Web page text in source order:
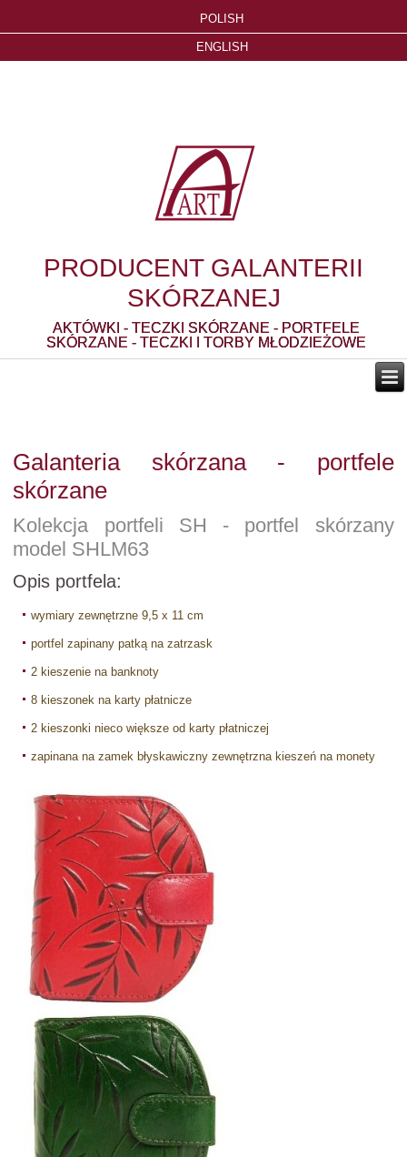
POLISH
ENGLISH
PRODUCENT GALANTERII
SKÓRZANEJ
AKTÓWKI - TECZKI SKÓRZANE - PORTFELE
SKÓRZANE - TECZKI I TORBY MŁODZIEŻOWE
Galanteria skórzana - portfele
skórzane
Kolekcja portfeli SH - portfel skórzany
model SHLM63
Opis portfela:
wymiary zewnętrzne 9,5 x 11 cm
portfel zapinany patką na zatrzask
2 kieszenie na banknoty
8 kieszonek na karty płatnicze
2 kieszonki nieco większe od karty płatniczej
zapinana na zamek błyskawiczny zewnętrzna kieszeń na monety